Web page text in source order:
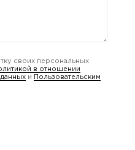
своих персональных
в отношении
и
Пользовательским